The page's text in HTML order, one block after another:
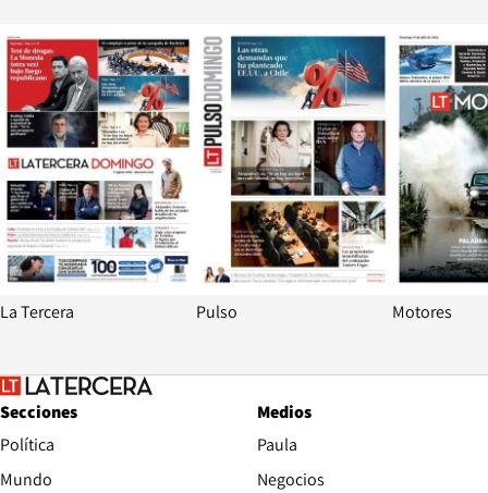
Opens in new window
La Tercera
Opens in
Pulso Motores
Secciones
Política
Mundo
Medios
Paula
Negocios